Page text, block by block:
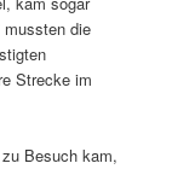
mussten die
Strecke im
Besuch kam,